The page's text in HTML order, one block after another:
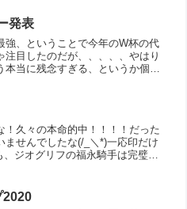
発表
強、ということで今年のW杯の代
目したのだが、、、、、やはり
当に残念すぎる、というか個人
！久々の本命的中！！！！だった
せんでしたな(/_＼*)一応印だけ
ジオグリフの福永騎手は完璧で
2020